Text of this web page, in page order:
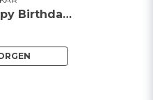
Papptallrikar - Happy Birthday - Rosa/Iridescent